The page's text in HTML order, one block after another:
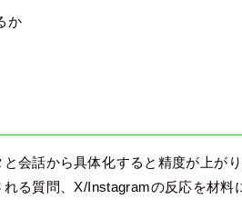
か
会話から具体化すると精度が上が
る質問、X/Instagramの反応を材料